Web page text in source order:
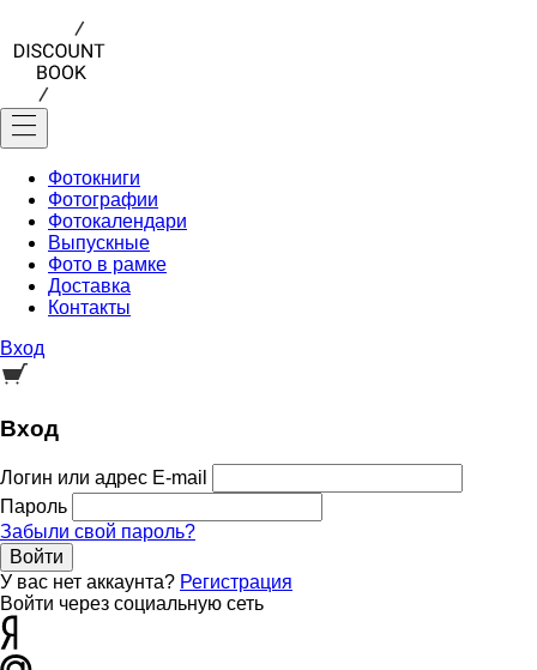
Фотокниги
Фотографии
Фотокалендари
Выпускные
Фото в рамке
Доставка
Контакты
Вход
Вход
Логин или адрес E-mail
Пароль
Забыли свой пароль?
Войти
У вас нет аккаунта? Регистрация
Войти через социальную сеть